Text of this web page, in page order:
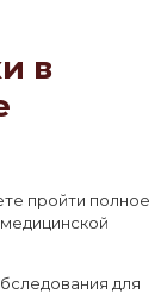
в
пройти полное
для